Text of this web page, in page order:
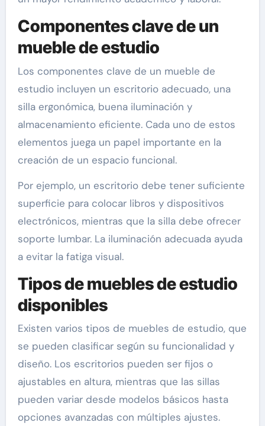
Componentes clave de un
mueble de estudio
Los componentes clave de un mueble de
estudio incluyen un escritorio adecuado, una
silla ergonómica, buena iluminación y
almacenamiento eficiente. Cada uno de estos
elementos juega un papel importante en la
creación de un espacio funcional.
Por ejemplo, un escritorio debe tener suficiente
superficie para colocar libros y dispositivos
electrónicos, mientras que la silla debe ofrecer
soporte lumbar. La iluminación adecuada ayuda
a evitar la fatiga visual.
Tipos de muebles de estudio
disponibles
Existen varios tipos de muebles de estudio, que
se pueden clasificar según su funcionalidad y
diseño. Los escritorios pueden ser fijos o
ajustables en altura, mientras que las sillas
pueden variar desde modelos básicos hasta
opciones avanzadas con múltiples ajustes.